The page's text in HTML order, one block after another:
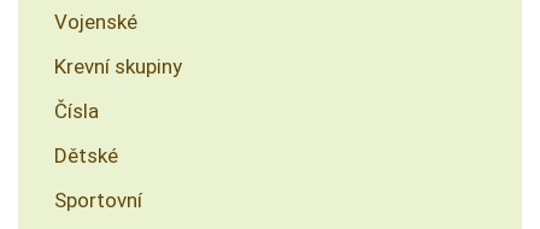
Vojenské
Krevní skupiny
Čísla
Dětské
Sportovní